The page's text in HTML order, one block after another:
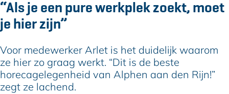
“Als je een pure werkplek zoekt, moet
je hier zijn”
Voor medewerker Arlet is het duidelijk waarom
ze hier zo graag werkt. “Dit is de beste
horecagelegenheid van Alphen aan den Rijn!”
zegt ze lachend.